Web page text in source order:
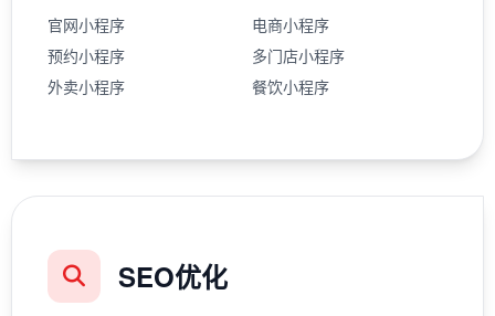
官网小程序
电商小程序
预约小程序
多门店小程序
外卖小程序
餐饮小程序
SEO优化